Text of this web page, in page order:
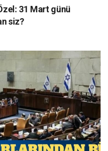
31 Mart günü
siz?